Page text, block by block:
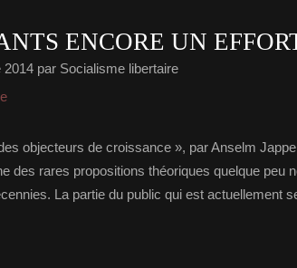
ENCORE UN
2014 par Socialisme libertaire
objecteurs de croissance », par Anselm
des rares propositions théoriques quelque peu
La partie du public qui est actuellement